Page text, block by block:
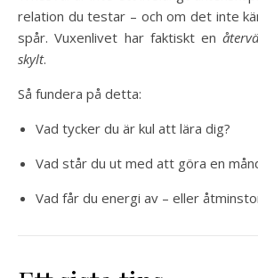
relation du testar – och om det inte
spår. Vuxenlivet har faktiskt en
skylt.
Så fundera på detta:
Vad tycker du är kul att lära dig?
Vad står du ut med att göra en
Vad får du energi av – eller